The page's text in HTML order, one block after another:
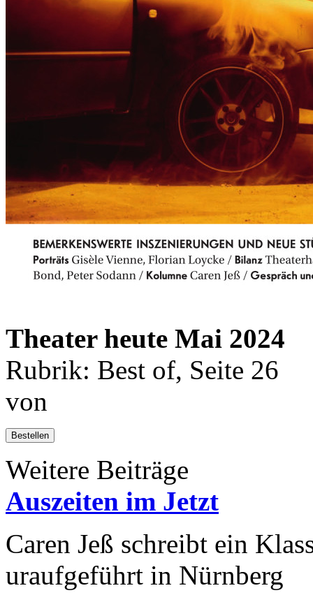
Theater heute Mai 2024
Rubrik: Best of, Seite 26
von
Bestellen
Weitere Beiträge
Auszeiten im Jetzt
Caren Jeß schreibt ein
uraufgeführt in Nürnberg